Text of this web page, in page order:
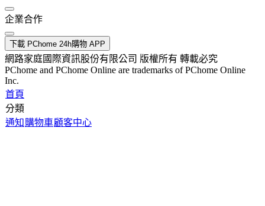
企業合作
下載 PChome 24h購物 APP
網路家庭國際資訊股份有限公司 版權所有 轉載必究
PChome and PChome Online are trademarks of PChome Online
Inc.
首頁
分類
通知 購物車顧客中心